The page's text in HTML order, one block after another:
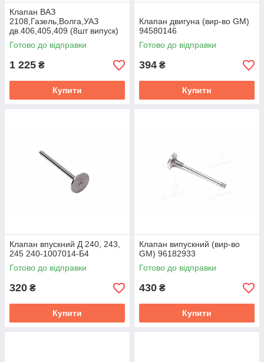
Клапан ВАЗ
2108,Газель,Волга,УАЗ
дв.406,405,409 (8шт випуск)
(ви-во ЧАЗ,Челябінськ)
Готово до відправки
1 225 ₴
Купити
Клапан двигуна (вир-во GM)
94580146
Готово до відправки
394 ₴
Купити
Клапан впускний Д 240, 243,
245 240-1007014-Б4
Готово до відправки
320 ₴
Купити
Клапан випускний (вир-во
GM) 96182933
Готово до відправки
430 ₴
Купити